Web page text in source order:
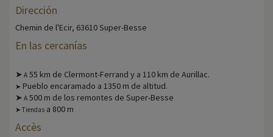
Dirección
Chemin de l'Ecir, 63610 Super-Besse
En las cercanías
➤ A 55 km de Clermont-Ferrand y a 110 km de Aurillac.
➤ Pueblo encaramado a 1350 m de altitud.
➤ A 500 m de los remontes de Super-Besse
➤ Tiendas a 800 m
Accès